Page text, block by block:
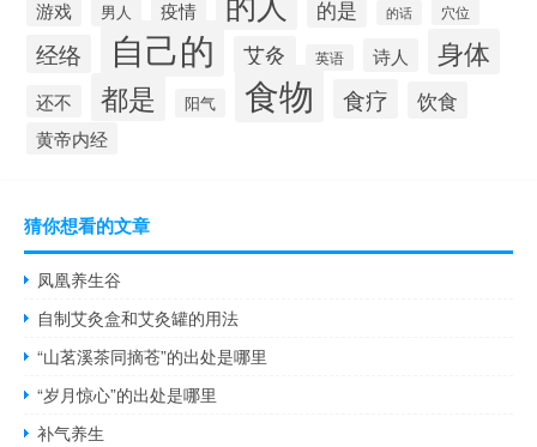
游戏 男人 疫情 的是 的话 穴位
经络 自己的 艾灸 英语 诗人 身体
还不 都是 阳气 食物 食疗 饮食
黄帝内经
猜你想看的文章
凤凰养生谷
自制艾灸盒和艾灸罐的用法
“山茗溪茶同摘苍”的出处是哪里
“岁月惊心”的出处是哪里
补气养生